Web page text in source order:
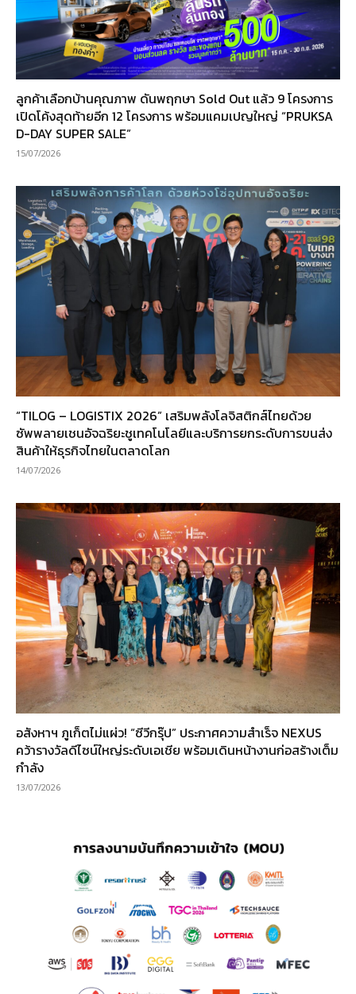
ลูกค้าเลือกบ้านคุณภาพ ดันพฤกษา Sold Out แล้ว 9 โครงการ
เปิดโค้งสุดท้ายอีก 12 โครงการ พร้อมแคมเปญใหญ่ “PRUKSA
D-DAY SUPER SALE”
15/07/2026
“TILOG – LOGISTIX 2026” เสริมพลังโลจิสติกส์ไทยด้วย
ซัพพลายเชนอัจฉริยะชูเทคโนโลยีและบริการยกระดับการขนส่ง
สินค้าให้ธุรกิจไทยในตลาดโลก
14/07/2026
อสังหาฯ ภูเก็ตไม่แผ่ว! “ซีวีกรุ๊ป” ประกาศความสำเร็จ NEXUS
คว้ารางวัลดีไซน์ใหญ่ระดับเอเชีย พร้อมเดินหน้างานก่อสร้างเต็ม
กำลัง
13/07/2026